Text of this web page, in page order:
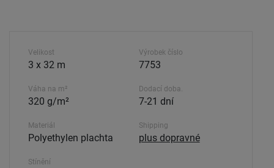
Velikost
3 x 32 m
Váha na m²
320 g/m²
Materiál
Polyethylen plachta
Stínění
Výrobek číslo
7753
Dodací doba.
7-21 dní
Shipping
plus dopravné